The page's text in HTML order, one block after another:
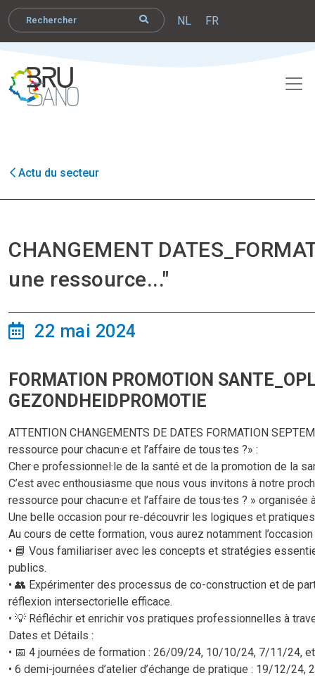
NL FR
Actu du secteur
CHANGEMENT
une ressource..."
22 mai 2024
FORMATION PROMOTION
GEZONDHEIDPROMOTIE
ATTENTION CHANGEMENTS DE DATES FORMATION
ressource pour chacun·e et l’affaire de tous·tes ?» :
Cher·e professionnel·le de la santé et de la promotion de la
C’est avec enthousiasme que nous vous invitons à notre
ressource pour chacun·e et l’affaire de tous·tes ? » organisée
Une belle occasion pour re-découvrir les logiques et
Au cours de cette formation, vous aurez notamment l’occasion
• 📘 Vous familiariser avec les concepts et stratégies
publics.
• 👥 Expérimenter des processus de co-construction et de
réflexion intersectorielle efficace.
• 💡 Réfléchir et enrichir vos pratiques professionnelles à
Dates et Détails :
• 📅 4 journées de formation : 26/09/24, 10/10/24, 7/11/24,
• 6 demi-journées d’atelier d’échange de pratique : 19/12/